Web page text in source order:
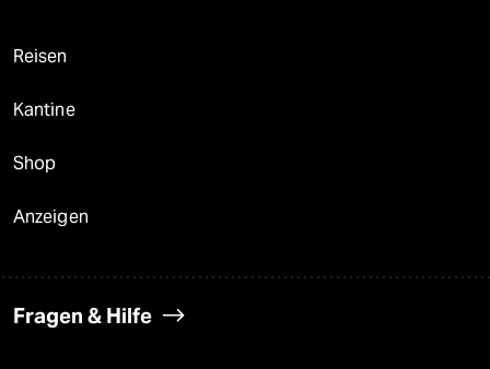
Reisen
Kantine
Shop
Anzeigen
Fragen & Hilfe